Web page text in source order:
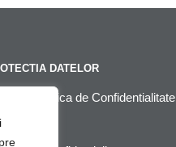
DATELOR
– Politica de Confidentialitate
GDPR